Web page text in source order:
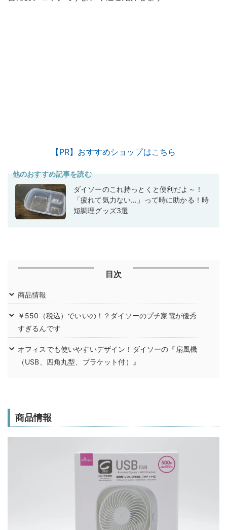
【PR】おすすめショップはこちら
他のおすすめ記事を読む
ダイソーのこれ持っとくと便利だよ～！
「疲れて気力ない…」って時に助かる！時
短調理グッズ3選
目次
商品情報
￥550（税込）でいいの！？ダイソーのプチ家電が優秀
すぎるんです
オフィスでも使いやすいデザイン！ダイソーの『扇風機
（USB、四角丸型、ブラケット付）』
商品情報